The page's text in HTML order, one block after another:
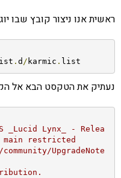
ראשית אנו ניצור קובץ שבו
. d / karmic . list
נעתיק את הטקסט הבא אל
_Lucid Lynx_ - Relea
main restricted
UpgradeNote